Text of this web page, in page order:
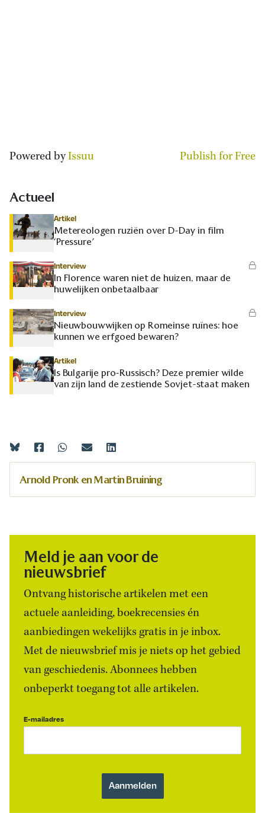
Powered byIssuu Publish for Free
Actueel
Artikel
Metereologen ruziën over D-Day in film
‘Pressure’
Interview
In Florence waren niet de huizen, maar de
huwelijken onbetaalbaar
Interview
Nieuwbouwwijken op Romeinse ruïnes: hoe
kunnen we erfgoed bewaren?
Artikel
Is Bulgarije pro-Russisch? Deze premier wilde
van zijn land de zestiende Sovjet-staat maken
Arnold Pronk en Martin Bruining
Meld je aan voor de
nieuwsbrief
Ontvang historische artikelen met een
actuele aanleiding, boekrecensies én
aanbiedingen wekelijks gratis in je inbox.
Met de nieuwsbrief mis je niets op het gebied
van geschiedenis. Abonnees hebben
onbeperkt toegang tot alle artikelen.
E-mailadres